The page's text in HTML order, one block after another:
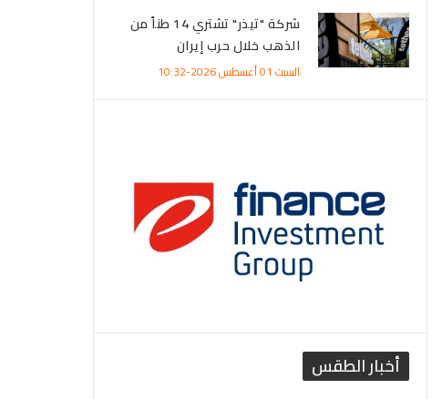
شركة "تيذر" تشتري 14 طناً من
الذهب خلال حرب إيران
السبت 01 أغسطس 2026-10:32
أخبار الطقس